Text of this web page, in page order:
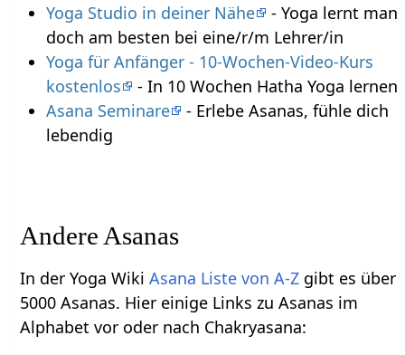
Yoga Studio in deiner Nähe
- Yoga lernt man
doch am besten bei eine/r/m Lehrer/in
Yoga für Anfänger - 10-Wochen-Video-Kurs
kostenlos
- In 10 Wochen Hatha Yoga lernen
Asana Seminare
- Erlebe Asanas, fühle dich
lebendig
Andere Asanas
In der Yoga WikiAsana Liste von A-Z gibt es über
5000 Asanas. Hier einige Links zu Asanas im
Alphabet vor oder nach Chakryasana: